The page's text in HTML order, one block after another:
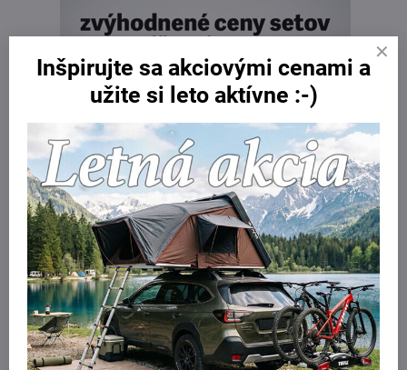
Inšpirujte sa akciovými cenami a
užite si leto aktívne :-)